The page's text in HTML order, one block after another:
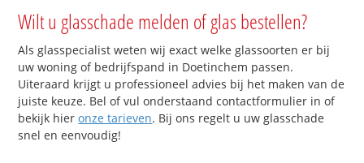
Wilt u glasschade melden of glas bestellen?
Als glasspecialist weten wij exact welke glassoorten er bij
uw woning of bedrijfspand in Doetinchem passen.
Uiteraard krijgt u professioneel advies bij het maken van de
juiste keuze. Bel of vul onderstaand contactformulier in of
bekijk hieronze tarieven. Bij ons regelt u uw glasschade
snel en eenvoudig!